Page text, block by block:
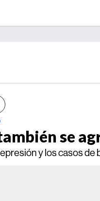
se
y los casos